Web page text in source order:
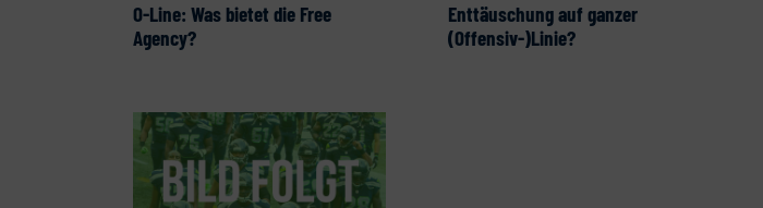
O-Line: Was bietet die Free
Agency?
Enttäuschung auf ganzer
(Offensiv-)Linie?